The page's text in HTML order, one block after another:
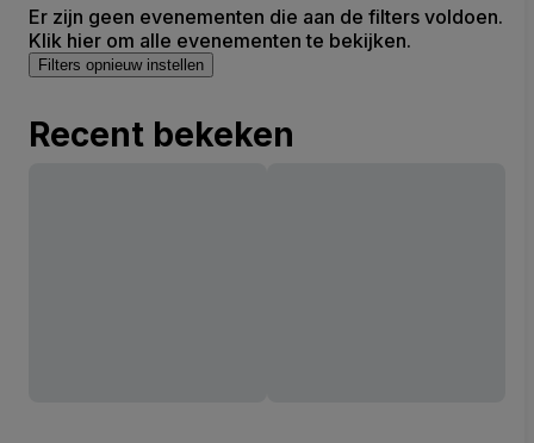
Er zijn geen evenementen die aan de filters voldoen.
Klik hier om alle evenementen te bekijken.
Filters opnieuw instellen
Recent bekeken